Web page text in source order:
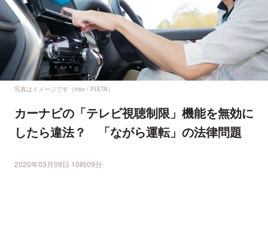
写真はイメージです（msv / PIXTA）
カーナビの「テレビ視聴制限」機能を無効に
したら違法？ 「ながら運転」の法律問題
2020年03月09日 10時09分